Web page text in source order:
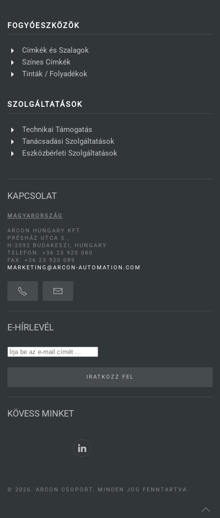
FOGYÓESZKÖZÖK
Címkék és Szalagok
Színes Címkék
Tinták / Folyadékok
SZOLGÁLTATÁSOK
Technikai Támogatás
Tanácsadási Szolgáltatások
Eszközbérleti Szolgáltatások
KAPCSOLAT
MAGYARORSZÁG
ARCON HUNGARY KFT
PRÉSHÁZ UTCA 5.,
H-2092 BUDAKESZI, HUNGARY
TELEFON: +36 23 920 080
FAX: +36 23 920 089
MARKETING@ARCON-AUTOMATION.COM
E-HÍRLEVÉL
IRATKOZZ FEL
KÖVESS MINKET
© 2026. ARCON CSOPORT. MINDEN JOG FENNTARTVA.